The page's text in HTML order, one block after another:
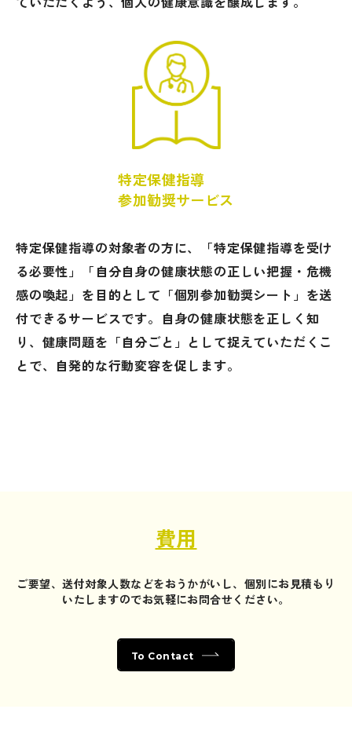
特定保健指導
参加勧奨サービス
特定保健指導の対象者の方に、「特定保健指導を受け
る必要性」「自分自身の健康状態の正しい把握・危機
感の喚起」を目的として「個別参加勧奨シート」を送
付できるサービスです。自身の健康状態を正しく知
り、健康問題を「自分ごと」として捉えていただくこ
とで、自発的な行動変容を促します。
費用
ご要望、送付対象人数などをおうかがいし、個別にお見積もり
いたしますのでお気軽にお問合せください。
To Contact